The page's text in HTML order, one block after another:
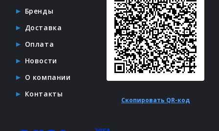
Бренды
Доставка
Оплата
Новости
О компании
Контакты
Скопировать QR-код